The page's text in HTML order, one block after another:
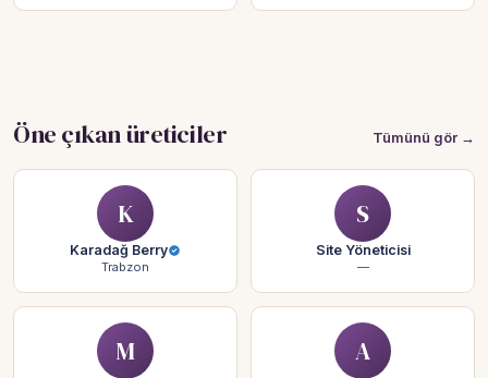
Öne çıkan üreticiler Tümünü gör →
K
Karadağ Berry
Trabzon
S
Site Yöneticisi
—
M A